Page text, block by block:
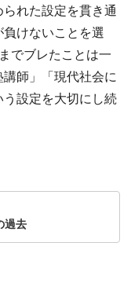
れた設定を貫き通
けないことを選
でブレたことは一
師」「現代社会に
設定を大切にし続
過去